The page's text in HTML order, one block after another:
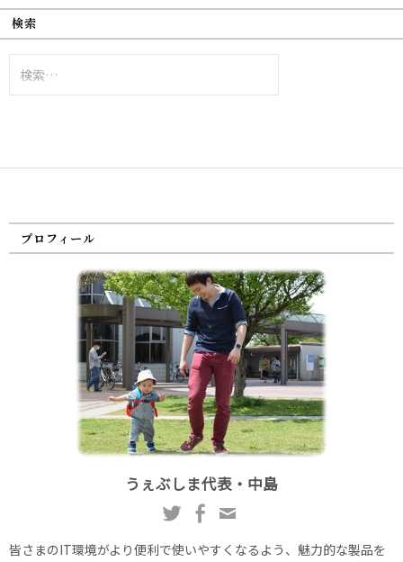
検索
索:
プロフィール
うぇぶしま代表・中島
皆さまのIT環境がより便利で使いやすくなるよう、魅力的な製品を